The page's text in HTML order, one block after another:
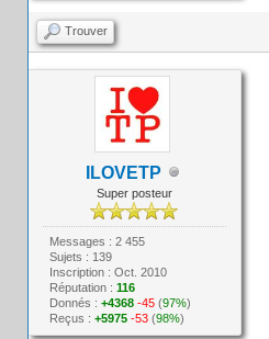
Trouver
ILOVETP
Super posteur
Messages : 2 455
Sujets : 139
Inscription : Oct. 2010
Réputation : 116
Donnés : +4368 -45(97%)
Reçus : +5975 -53(98%)